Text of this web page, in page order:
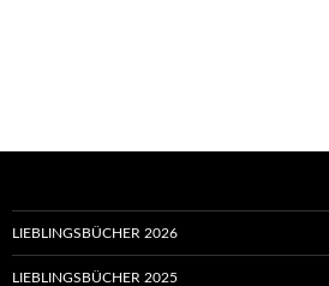
LIEBLINGSBÜCHER 2026
LIEBLINGSBÜCHER 2025